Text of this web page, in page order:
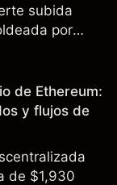
subida
por
de Ethereum:
y flujos de
de $1,930